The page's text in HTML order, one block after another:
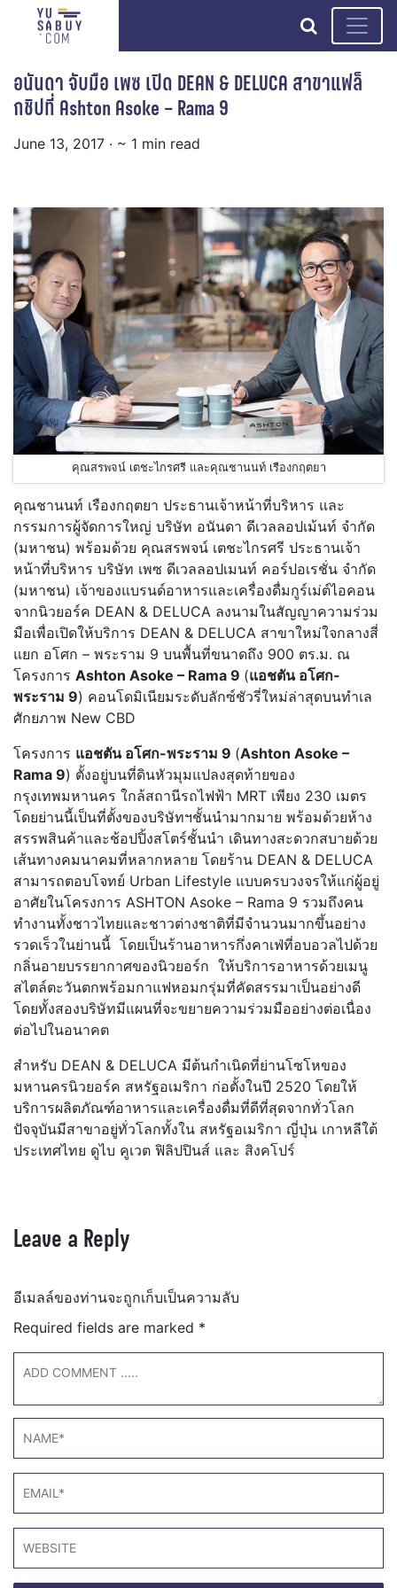
search
อนันดา จับมือ เพซ เปิด DEAN & DELUCA สาขาแฟล็
กชิปที่ Ashton Asoke – Rama 9
June 13, 2017 · ~ 1 min read
คุณสรพจน์ เตชะไกรศรี และคุณชานนท์ เรืองกฤตยา
คุณชานนท์ เรืองกฤตยา ประธานเจ้าหน้าที่บริหาร และ
กรรมการผู้จัดการใหญ่ บริษัท อนันดา ดีเวลลอปเม้นท์ จำกัด
(มหาชน) พร้อมด้วย คุณสรพจน์ เตชะไกรศรี ประธานเจ้า
หน้าที่บริหาร บริษัท เพซ ดีเวลลอปเมนท์ คอร์ปอเรชั่น จำกัด
(มหาชน) เจ้าของแบรนด์อาหารและเครื่องดื่มกูร์เม่ต์ไอคอน
จากนิวยอร์ค DEAN & DELUCA ลงนามในสัญญาความร่วม
มือเพื่อเปิดให้บริการ DEAN & DELUCA สาขาใหม่ใจกลางสี่
แยก อโศก – พระราม 9 บนพื้นที่ขนาดถึง 900 ตร.ม. ณ
โครงการ Ashton Asoke – Rama 9 (แอชตัน อโศก-
พระราม 9) คอนโดมิเนียมระดับลักซ์ชัวรี่ใหม่ล่าสุดบนทำเล
ศักยภาพ New CBD
โครงการ แอชตัน อโศก-พระราม 9 (Ashton Asoke –
Rama 9) ตั้งอยู่บนที่ดินหัวมุมแปลงสุดท้ายของ
กรุงเทพมหานคร ใกล้สถานีรถไฟฟ้า MRT เพียง 230 เมตร
โดยย่านนี้เป็นที่ตั้งของบริษัทฯชั้นนำมากมาย พร้อมด้วยห้าง
สรรพสินค้าและช้อปปิ้งสโตร์ชั้นนำ เดินทางสะดวกสบายด้วย
เส้นทางคมนาคมที่หลากหลาย โดยร้าน DEAN & DELUCA
สามารถตอบโจทย์ Urban Lifestyle แบบครบวงจรให้แก่ผู้อยู่
อาศัยในโครงการ ASHTON Asoke – Rama 9 รวมถึงคน
ทำงานทั้งชาวไทยและชาวต่างชาติที่มีจำนวนมากขึ้นอย่าง
รวดเร็วในย่านนี้ โดยเป็นร้านอาหารกึ่งคาเฟ่ที่อบอวลไปด้วย
กลิ่นอายบรรยากาศของนิวยอร์ก ให้บริการอาหารด้วยเมนู
สไตล์ตะวันตกพร้อมกาแฟหอมกรุ่มที่คัดสรรมาเป็นอย่างดี
โดยทั้งสองบริษัทมีแผนที่จะขยายความร่วมมืออย่างต่อเนื่อง
ต่อไปในอนาคต
สำหรับ DEAN & DELUCA มีต้นกำเนิดที่ย่านโซโหของ
มหานครนิวยอร์ค สหรัฐอเมริกา ก่อตั้งในปี 2520 โดยให้
บริการผลิตภัณฑ์อาหารและเครื่องดื่มที่ดีที่สุดจากทั่วโลก
ปัจจุบันมีสาขาอยู่ทั่วโลกทั้งใน สหรัฐอเมริกา ญี่ปุ่น เกาหลีใต้
ประเทศไทย ดูไบ คูเวต ฟิลิปปินส์ และ สิงคโปร์
Leave a Reply
อีเมลล์ของท่านจะถูกเก็บเป็นความลับ
Required fields are marked *